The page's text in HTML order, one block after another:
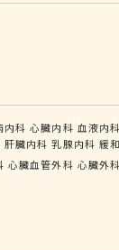
内科 心臓内科 血液内科
肝臓内科 乳腺内科 緩
心臓血管外科 心臓外科